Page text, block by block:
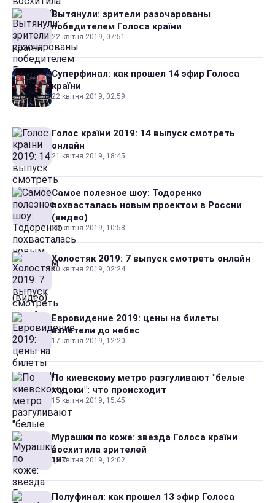
Вытянули: зрители разочарованы
победителем Голоса країни
22 квітня 2019, 07:51
Суперфинал: как прошел 14 эфир Голоса
країни
22 квітня 2019, 02:59
Голос країни 2019: 14 выпуск смотреть
онлайн
21 квітня 2019, 18:45
Самое полезное шоу: Тодоренко
похвасталась новым проектом в России
(видео)
20 квітня 2019, 10:58
Холостяк 2019: 7 выпуск смотреть онлайн
20 квітня 2019, 02:24
Евровидение 2019: цены на билеты
взлетели до небес
17 квітня 2019, 12:20
По киевскому метро разгуливают "белые
ходоки": что происходит
15 квітня 2019, 15:45
Мурашки по коже: звезда Голоса країни
восхитила зрителей
15 квітня 2019, 12:02
Полуфинал: как прошел 13 эфир Голоса